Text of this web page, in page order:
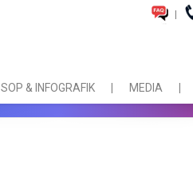
|
SOP & INFOGRAFIK MEDIA